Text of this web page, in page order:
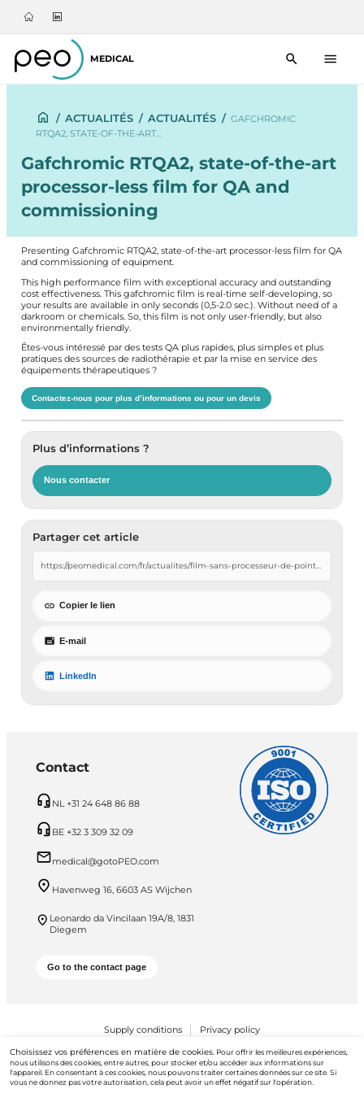
MEDICAL
/ ACTUALITÉS / ACTUALITÉS / GAFCHROMIC
RTQA2, STATE-OF-THE-ART…
Gafchromic RTQA2, state-of-the-art
processor-less film for QA and
commissioning
Presenting Gafchromic RTQA2, state-of-the-art processor-less film for QA
and commissioning of equipment.
This high performance film with exceptional accuracy and outstanding
cost effectiveness. This gafchromic film is real-time self-developing, so
your results are available in only seconds (0,5-2.0 sec.). Without need of a
darkroom or chemicals. So, this film is not only user-friendly, but also
environmentally friendly.
Êtes-vous intéressé par des tests QA plus rapides, plus simples et plus
pratiques des sources de radiothérapie et par la mise en service des
équipements thérapeutiques ?
Contactez-nous pour plus d’informations ou pour un devis
Plus d’informations ?
Nous contacter
Partager cet article
Copier le lien
E-mail
LinkedIn
Contact
NL +31 24 648 86 88
BE +32 3 309 32 09
medical@gotoPEO.com
Havenweg 16, 6603 AS Wijchen
Leonardo da Vincilaan 19A/8, 1831
Diegem
Go to the contact page
Supply conditions Privacy policy
PEO B.V. © 2026 Tous droits réservés
Choisissez vos préférences en matière de cookies. Pour offrir les meilleures expériences,
nous utilisons des cookies, entre autres, pour stocker et/ou accéder aux informations sur
l'appareil. En consentant à ces cookies, nous pouvons traiter certaines données sur ce site. Si
vous ne donnez pas votre autorisation, cela peut avoir un effet négatif sur l'opération.